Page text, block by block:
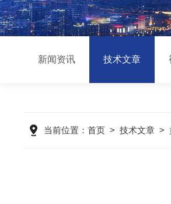
新闻资讯 技术文章
当前位置： 首页> 技术文章>